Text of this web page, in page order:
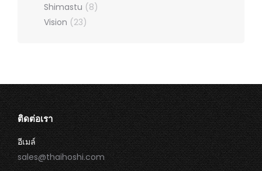
Shimastu (8)
Vision (23)
ติดต่อเรา
อีเมล์
sales@thaihoshi.com